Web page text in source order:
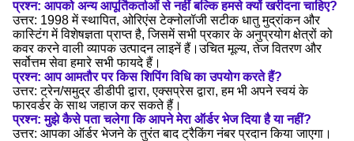
प्रश्न: आपको अन्य आपूर्तिकर्ताओं से नहीं बल्कि हमसे क्यों खरीदना चाहिए?
उत्तर: 1998 में स्थापित, ओरिएंस टेक्नोलॉजी सटीक धातु मुद्रांकन और
कास्टिंग में विशेषज्ञता प्राप्त है, जिसमें सभी प्रकार के अनुप्रयोग क्षेत्रों को
कवर करने वाली व्यापक उत्पादन लाइनें हैं।उचित मूल्य, तेज वितरण और
सर्वोत्तम सेवा हमारे सभी फायदे हैं।
प्रश्न: आप आमतौर पर किस शिपिंग विधि का उपयोग करते हैं?
उत्तर: ट्रेन/समुद्र डीडीपी द्वारा, एक्सप्रेस द्वारा, हम भी अपने स्वयं के
फारवर्डर के साथ जहाज कर सकते हैं।
प्रश्न: मुझे कैसे पता चलेगा कि आपने मेरा ऑर्डर भेज दिया है या नहीं?
उत्तर: आपका ऑर्डर भेजने के तुरंत बाद ट्रैकिंग नंबर प्रदान किया जाएगा।